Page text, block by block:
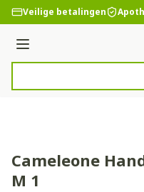
Ga naar de inhoud
Veilige betalingen
Menu
Cameleone
M 1